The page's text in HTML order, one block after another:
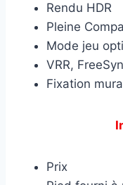
Rendu HDR
Pleine
Mode jeu
VRR,
Fixation
Prix